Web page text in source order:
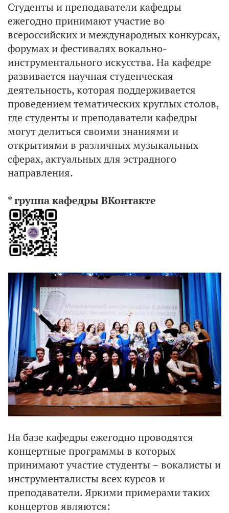
Студенты и преподаватели кафедры
ежегодно принимают участие во
всероссийских и международных конкурсах,
форумах и фестивалях вокально-
инструментального искусства. На кафедре
развивается научная студенческая
деятельность, которая поддерживается
проведением тематических круглых столов,
где студенты и преподаватели кафедры
могут делиться своими знаниями и
открытиями в различных музыкальных
сферах, актуальных для эстрадного
направления.
* группа кафедры ВКонтакте
На базе кафедры ежегодно проводятся
концертные программы в которых
принимают участие студенты – вокалисты и
инструменталисты всех курсов и
преподаватели. Яркими примерами таких
концертов являются: